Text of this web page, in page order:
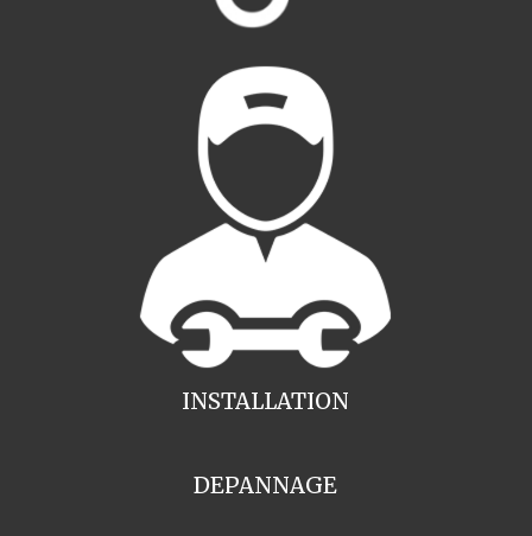
INSTALLATION
DEPANNAGE